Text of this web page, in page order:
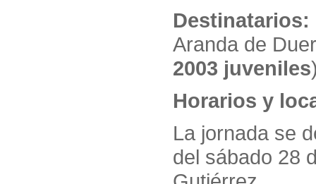
Destinatarios:
Aranda de
2003 juveniles
Horarios y
La jornada se
del sábado 28